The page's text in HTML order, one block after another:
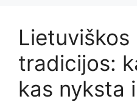
tradicijos:
kas nyksta